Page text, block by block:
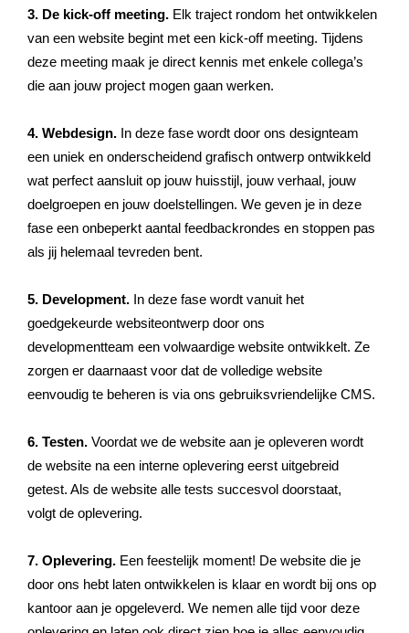
3. De kick-off meeting. Elk traject rondom het ontwikkelen
van een website begint met een kick-off meeting. Tijdens
deze meeting maak je direct kennis met enkele collega’s
die aan jouw project mogen gaan werken.
4. Webdesign. In deze fase wordt door ons designteam
een uniek en onderscheidend grafisch ontwerp ontwikkeld
wat perfect aansluit op jouw huisstijl, jouw verhaal, jouw
doelgroepen en jouw doelstellingen. We geven je in deze
fase een onbeperkt aantal feedbackrondes en stoppen pas
als jij helemaal tevreden bent.
5. Development. In deze fase wordt vanuit het
goedgekeurde websiteontwerp door ons
developmentteam een volwaardige website ontwikkelt. Ze
zorgen er daarnaast voor dat de volledige website
eenvoudig te beheren is via ons gebruiksvriendelijke CMS.
6. Testen. Voordat we de website aan je opleveren wordt
de website na een interne oplevering eerst uitgebreid
getest. Als de website alle tests succesvol doorstaat,
volgt de oplevering.
7. Oplevering. Een feestelijk moment! De website die je
door ons hebt laten ontwikkelen is klaar en wordt bij ons op
kantoor aan je opgeleverd. We nemen alle tijd voor deze